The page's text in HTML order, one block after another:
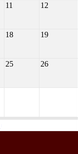
11 12
18 19
25 26